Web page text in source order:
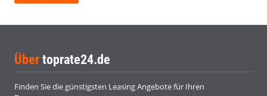
Über toprate24.de
Finden Sie die günstigsten Leasing Angebote für Ihren